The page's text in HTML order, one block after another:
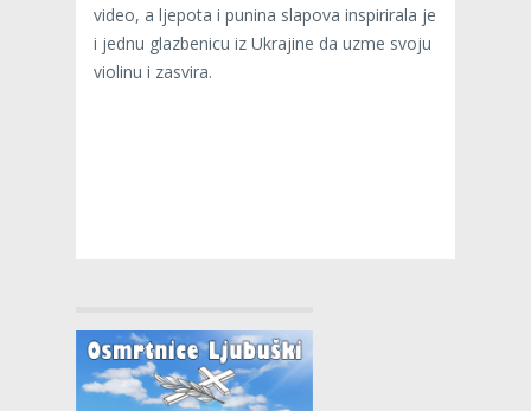
video, a ljepota i punina slapova inspirirala je
i jednu glazbenicu iz Ukrajine da uzme svoju
violinu i zasvira.